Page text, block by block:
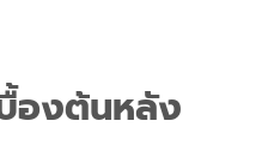
องต้นหลัง